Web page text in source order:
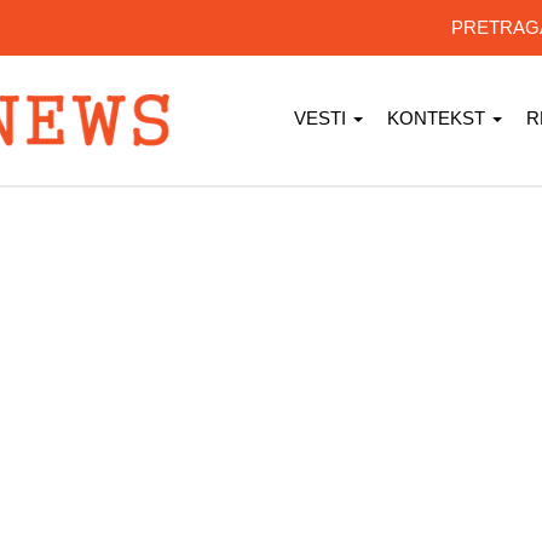
VESTI KONTEKST